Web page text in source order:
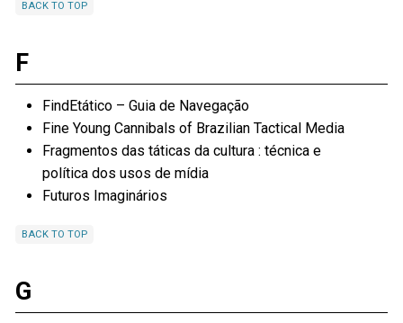
BACK TO TOP
F
FindEtático – Guia de Navegação
Fine Young Cannibals of Brazilian Tactical Media
Fragmentos das táticas da cultura : técnica e
política dos usos de mídia
Futuros Imaginários
BACK TO TOP
G